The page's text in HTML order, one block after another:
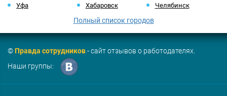
Уфа
Хабаровск Челябинск
Полный список городов
©Правда сотрудников- сайт отзывов о работодателях.
Наши группы: